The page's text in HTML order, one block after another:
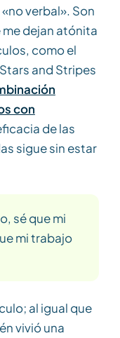
verbal». Son
dejan atónita
como el
and Stripes
con
de las
sigue sin estar
sé que mi
mi trabajo
al igual que
vivió una